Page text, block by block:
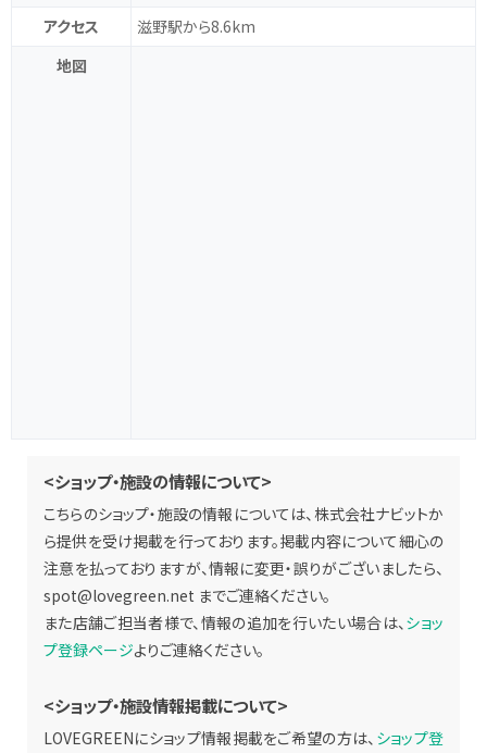
アクセス
滋野駅から8.6km
地図
<ショップ・施設の情報について>
こちらのショップ・施設の情報については、株式会社ナビットか
ら提供を受け掲載を行っております。掲載内容について細心の
注意を払っておりますが、情報に変更・誤りがございましたら、
spot@lovegreen.net までご連絡ください。
また店舗ご担当者様で、情報の追加を行いたい場合は、ショッ
プ登録ページよりご連絡ください。
<ショップ・施設情報掲載について>
LOVEGREENにショップ情報掲載をご希望の方は、 ショップ登